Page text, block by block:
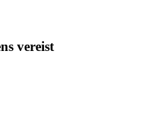
vereist